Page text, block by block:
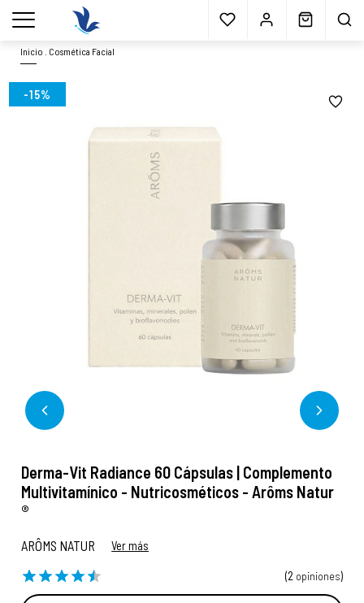
Envío gratisa partir 40€* Muestras gratis Blog
menu
Inicio Cosmética Facial
-15%
Derma-Vit Radiance 60 Cápsulas | Complemento
Multivitamínico - Nutricosméticos - Arôms Natur
®
ARÔMS NATUR Ver más
(2 opiniones)